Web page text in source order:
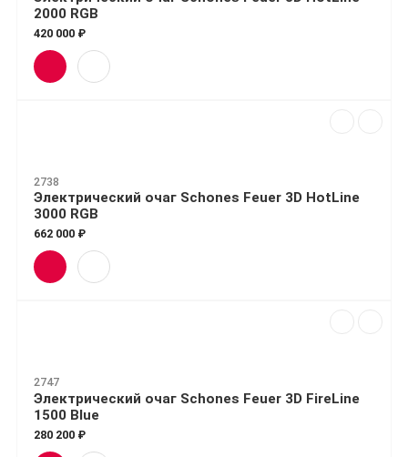
2000 RGB
420 000 ₽
2738
Электрический очаг Schones Feuer 3D HotLine
3000 RGB
662 000 ₽
2747
Электрический очаг Schones Feuer 3D FireLine
1500 Blue
280 200 ₽